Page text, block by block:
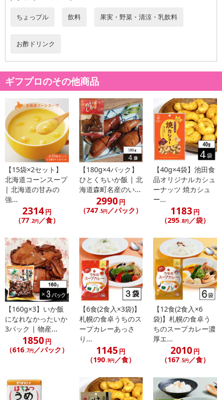
休業日
さい）
こちらの情報は2026-07-10 17:40:02.0での情報となります。
ちょっプル 飲料 果実・野菜・清涼・乳飲料
お酢ドリンク
ギフプロのその他商品
【15袋×2セット】
北海道コーンスープ
| 北海道の甘みの
強...
2314円
（77.2円／食）
【180g×4パック】
ひとくちいか飯 | 北
海道森町名産のい...
2990円
（747.5円／パック）
【40g×4袋】池田食
品オリジナルカシュ
ーナッツ 焼カシュ
ー...
1183円
（295.8円／袋）
【160g×3】いか飯
になれなかったいか
3パック | 物産...
1850円
（616.7円／パック）
【6食(2食入×3袋)】
札幌の食卓うちのス
ープカレーあっさ
り...
1145 円
（190.9円 ／食）
【12食(2食入×6
袋)】札幌の食卓う
ちのスープカレー濃
厚エ...
2010円
（167.5円 ／食）